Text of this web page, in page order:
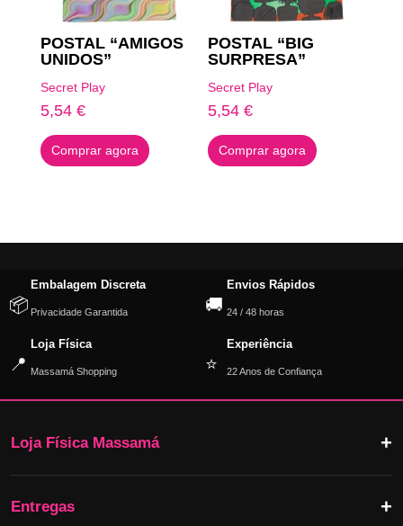
POSTAL “AMIGOS
UNIDOS”
Secret Play
5,54 €
Comprar agora
POSTAL “BIG
SURPRESA”
Secret Play
5,54€
Comprar agora
📦
Embalagem Discreta
Privacidade Garantida 🚚
Envios Rápidos
24 / 48 horas
📍
Loja Física
Massamá Shopping ⭐
Experiência
22 Anos de Confiança
Loja Física Massamá
Entregas